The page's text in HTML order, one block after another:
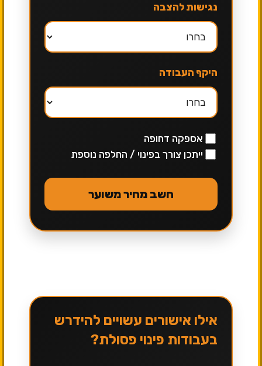
נגישות להצבה
היקף העבודה
אספקה דחופה
ייתכן צורך בפינוי / החלפה נוספת
חשב מחיר משוער
אילו אישורים עשויים להידרש
בעבודות פינוי פסולת?